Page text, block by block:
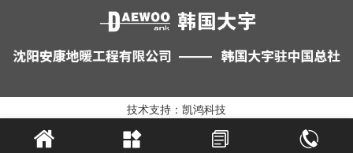
技术支持：凯鸿科技
   